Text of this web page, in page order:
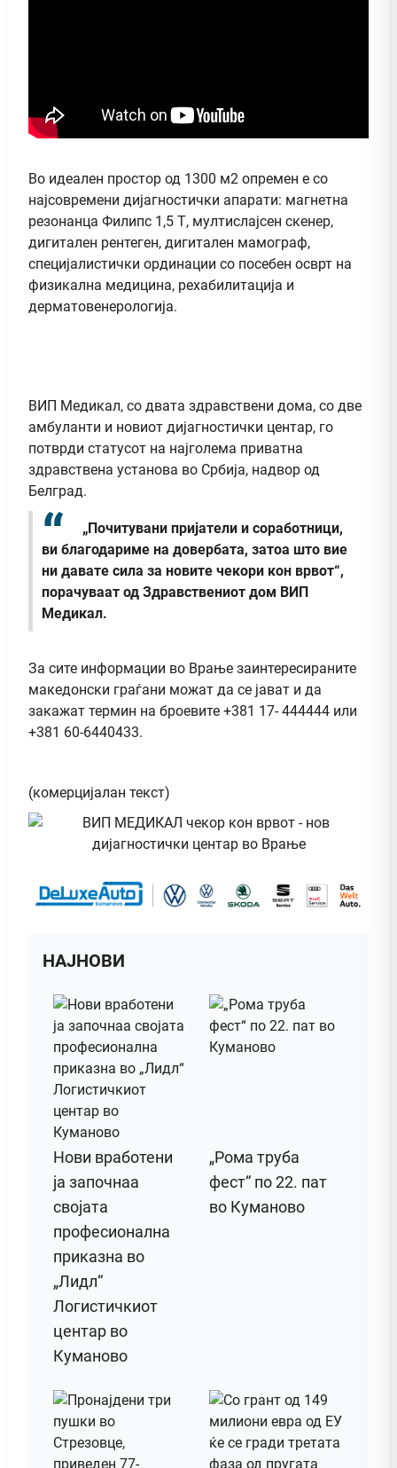
Во идеален простор од 1300 м2 опремен е со
најсовремени дијагностички апарати: магнетна
резонанца Филипс 1,5 Т, мултислајсен скенер,
дигитален рентеген, дигитален мамограф,
специјалистички ординации со посебен осврт на
физикална медицина, рехабилитација и
дерматовенерологија.
ВИП Медикал, со двата здравствени дома, со две
амбуланти и новиот дијагностички центар, го
потврди статусот на најголема приватна
здравствена установа во Србија, надвор од
Белград.
„Почитувани пријатели и соработници,
ви благодариме на довербата, затоа што вие
ни давате сила за новите чекори кон врвот“,
порачуваат од Здравствениот дом ВИП
Медикал.
За сите информации во Врање заинтересираните
македонски граѓани можат да се јават и да
закажат термин на броевите +381 17- 444444 или
+381 60-6440433.
(комерцијалан текст)
НАЈНОВИ
Нови вработени
ја започнаа
својата
професионална
приказна во
„Лидл“
Логистичкиот
центар во
Куманово
„Рома труба
фест“ по 22. пат
во Куманово